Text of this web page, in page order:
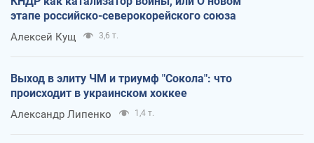
этапе российско-северокорейского союза
Алексей Кущ 3,6 т.
Выход в элиту ЧМ и триумф "Сокола": что
происходит в украинском хоккее
Александр Липенко 1,4 т.